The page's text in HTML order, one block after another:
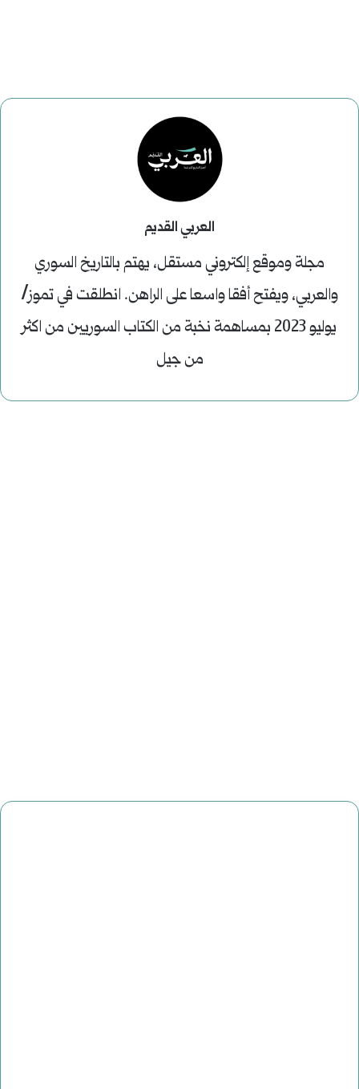
العربي القديم
مجلة وموقع إلكتروني مستقل، يهتم بالتاريخ السوري
والعربي، ويفتح أفقا واسعا على الراهن. انطلقت في تموز/
يوليو 2023 بمساهمة نخبة من الكتاب السوريين من اكثر
من جيل